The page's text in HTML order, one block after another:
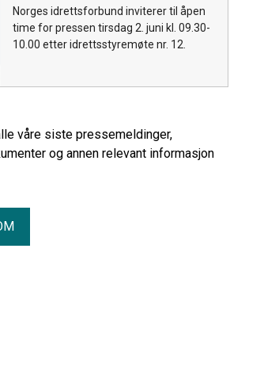
Norges idrettsforbund inviterer til åpen
time for pressen tirsdag 2. juni kl. 09.30-
10.00 etter idrettsstyremøte nr. 12.
våre siste pressemeldinger,
og annen relevant informasjon